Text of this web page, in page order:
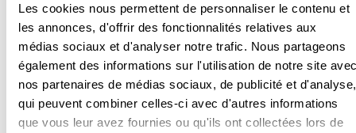
Les cookies nous permettent de personnaliser le contenu et
les annonces, d'offrir des fonctionnalités relatives aux
médias sociaux et d'analyser notre trafic. Nous partageons
également des informations sur l'utilisation de notre site
nos partenaires de médias sociaux, de publicité et d'analyse,
qui peuvent combiner celles-ci avec d'autres informations
que vous leur avez fournies ou qu'ils ont collectées lors de
Ce que vous devez retenir
sur l’installation des
panneaux solaires en tant
que locataire